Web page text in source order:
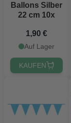
Ballons Silber
22 cm 10x
1,90 €
Auf Lager
KAUFEN